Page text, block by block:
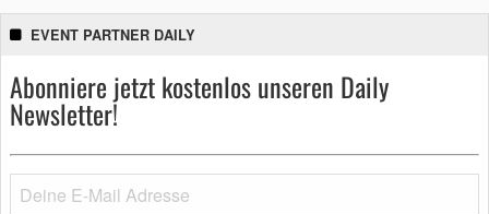
EVENT PARTNER DAILY
Abonniere jetzt kostenlos unseren Daily
Newsletter!